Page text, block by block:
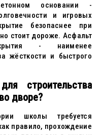
основании -
и игровых
безопаснее при
стоит дороже. Асфальт
- наименее
жёсткости и быстрого
строительства
дворе?
школы требуется
правило, прохождение